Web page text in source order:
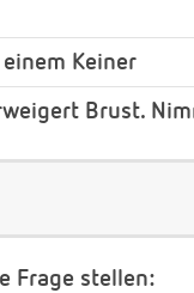
Keiner
Brust.
Frage stellen: